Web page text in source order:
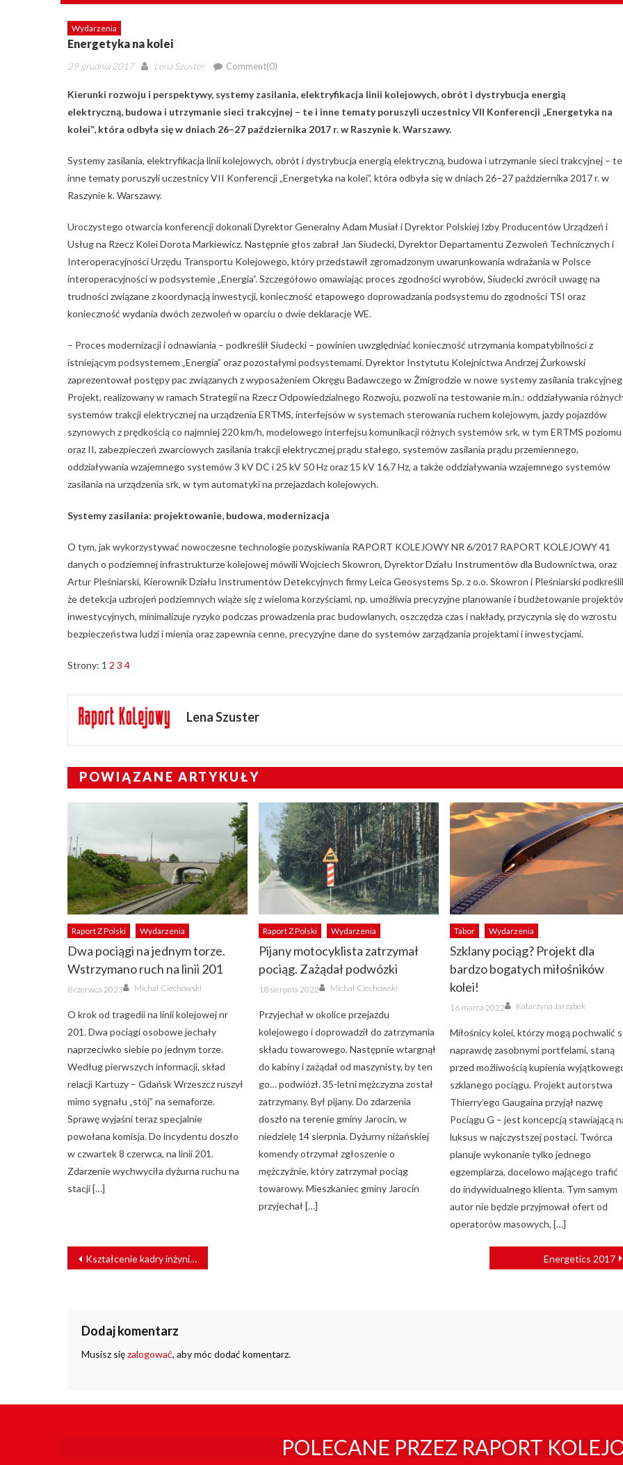
Wydarzenia
Energetyka na kolei
Posted
29 grudnia 2017 Author
Lena Szuster Comment(0)
Kierunki rozwoju i perspektywy, systemy zasilania, elektryfikacja linii kolejowych, obrót i dystrybucja energią
elektryczną, budowa i utrzymanie sieci trakcyjnej – te i inne tematy poruszyli uczestnicy VII Konferencji „Energetyka na
kolei”, która odbyła się w dniach 26–27 października 2017 r. w Raszynie k. Warszawy.
Systemy zasilania, elektryfikacja linii kolejowych, obrót i dystrybucja energią elektryczną, budowa i utrzymanie sieci trakcyjnej –
inne tematy poruszyli uczestnicy VII Konferencji „Energetyka na kolei”, która odbyła się w dniach 26–27 października 2017 r. w
Raszynie k. Warszawy.
Uroczystego otwarcia konferencji dokonali Dyrektor Generalny Adam Musiał i Dyrektor Polskiej Izby Producentów Urządzeń i
Usług na Rzecz Kolei Dorota Markiewicz. Następnie głos zabrał Jan Siudecki, Dyrektor Departamentu Zezwoleń Technicznych i
Interoperacyjności Urzędu Transportu Kolejowego, który przedstawił zgromadzonym uwarunkowania wdrażania w Polsce
interoperacyjności w podsystemie „Energia”. Szczegółowo omawiając proces zgodności wyrobów, Siudecki zwrócił uwagę na
trudności związane z koordynacją inwestycji, konieczność etapowego doprowadzania podsystemu do zgodności TSI oraz
konieczność wydania dwóch zezwoleń w oparciu o dwie deklaracje WE.
– Proces modernizacji i odnawiania – podkreślił Siudecki – powinien uwzględniać konieczność utrzymania kompatybilności z
istniejącym podsystemem „Energia” oraz pozostałymi podsystemami. Dyrektor Instytutu Kolejnictwa Andrzej Żurkowski
zaprezentował postępy pac związanych z wyposażeniem Okręgu Badawczego w Żmigrodzie w nowe systemy zasilania
Projekt, realizowany w ramach Strategii na Rzecz Odpowiedzialnego Rozwoju, pozwoli na testowanie m.in.: oddziaływania
systemów trakcji elektrycznej na urządzenia ERTMS, interfejsów w systemach sterowania ruchem kolejowym, jazdy pojazdów
szynowych z prędkością co najmniej 220 km/h, modelowego interfejsu komunikacji różnych systemów srk, w tym ERTMS
oraz II, zabezpieczeń zwarciowych zasilania trakcji elektrycznej prądu stałego, systemów zasilania prądu przemiennego,
oddziaływania wzajemnego systemów 3 kV DC i 25 kV 50 Hz oraz 15 kV 16,7 Hz, a także oddziaływania wzajemnego systemów
zasilania na urządzenia srk, w tym automatyki na przejazdach kolejowych.
Systemy zasilania: projektowanie, budowa, modernizacja
O tym, jak wykorzystywać nowoczesne technologie pozyskiwania RAPORT KOLEJOWY NR 6/2017 RAPORT KOLEJOWY 41
danych o podziemnej infrastrukturze kolejowej mówili Wojciech Skowron, Dyrektor Działu Instrumentów dla Budownictwa, oraz
Artur Pleśniarski, Kierownik Działu Instrumentów Detekcyjnych firmy Leica Geosystems Sp. z o.o. Skowron i Pleśniarski
że detekcja uzbrojeń podziemnych wiąże się z wieloma korzyściami, np. umożliwia precyzyjne planowanie i budżetowanie
inwestycyjnych, minimalizuje ryzyko podczas prowadzenia prac budowlanych, oszczędza czas i nakłady, przyczynia się do wzrostu
bezpieczeństwa ludzi i mienia oraz zapewnia cenne, precyzyjne dane do systemów zarządzania projektami i inwestycjami.
Strony: 1 2 3 4
Lena Szuster
POWIĄZANE ARTYKUŁY
Raport Z Polski Wydarzenia
Dwa pociągi na jednym torze.
Wstrzymano ruch na linii 201
Posted
on
8 czerwca 2023 Author
Michał Ciechowski
O krok od tragedii na linii kolejowej nr
201. Dwa pociągi osobowe jechały
naprzeciwko siebie po jednym torze.
Według pierwszych informacji, skład
relacji Kartuzy – Gdańsk Wrzeszcz ruszył
mimo sygnału „stój” na semaforze.
Sprawę wyjaśni teraz specjalnie
powołana komisja. Do incydentu doszło
w czwartek 8 czerwca, na linii 201.
Zdarzenie wychwyciła dyżurna ruchu na
stacji […]
Raport Z Polski Wydarzenia
Pijany motocyklista zatrzymał
pociąg. Zażądał podwózki
Posted
on
18 sierpnia 2022 Author
Michał Ciechowski
Przyjechał w okolice przejazdu
kolejowego i doprowadził do zatrzymania
składu towarowego. Następnie wtargnął
do kabiny i zażądał od maszynisty, by ten
go… podwiózł. 35-letni mężczyzna został
zatrzymany. Był pijany. Do zdarzenia
doszło na terenie gminy Jarocin, w
niedzielę 14 sierpnia. Dyżurny niżańskiej
komendy otrzymał zgłoszenie o
mężczyźnie, który zatrzymał pociąg
towarowy. Mieszkaniec gminy Jarocin
przyjechał […]
Tabor Wydarzenia
Szklany pociąg? Projekt dla
bardzo bogatych miłośników
kolei!
Posted
on
16 marca 2022 Author
Katarzyna Jarząbek
Miłośnicy kolei, którzy mogą pochwalić
naprawdę zasobnymi portfelami, staną
przed możliwością kupienia
szklanego pociągu. Projekt autorstwa
Thierry’ego Gaugaina przyjął nazwę
Pociągu G – jest koncepcją stawiającą
luksus w najczystszej postaci. Twórca
planuje wykonanie tylko jednego
egzemplarza, docelowo mającego trafić
do indywidualnego klienta. Tym samym
autor nie będzie przyjmował ofert od
operatorów masowych, […]
NAWIGACJA
WPISU
Kształcenie kadry inżynierskiej na potrzeby kolei Energetics 2017
Dodaj komentarz
Musisz sięzalogować, aby móc dodać komentarz.
POLECANE PRZEZ RAPORT